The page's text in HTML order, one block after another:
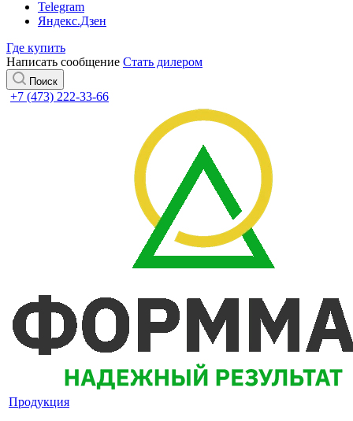
Telegram
Яндекс.Дзен
Где купить
Написать сообщение Стать дилером
Поиск
+7 (473) 222-33-66
Продукция